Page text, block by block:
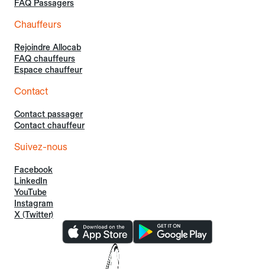
FAQ Passagers
Chauffeurs
Rejoindre Allocab
FAQ chauffeurs
Espace chauffeur
Contact
Contact passager
Contact chauffeur
Suivez-nous
Facebook
LinkedIn
YouTube
Instagram
X (Twitter)